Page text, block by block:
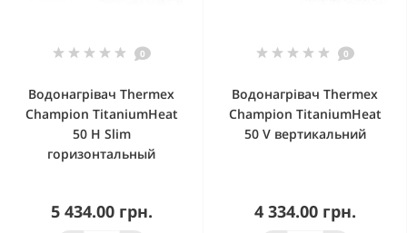
0
Водонагрівач Thermex
Champion TitaniumHeat
50 H Slim
горизонтальный
5 434.00 грн.
0
Водонагрівач Thermex
Champion TitaniumHeat
50 V вертикальний
4 334.00 грн.